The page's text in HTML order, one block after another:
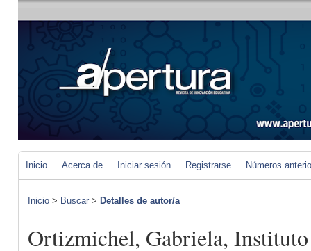
Inicio Acerca de Iniciar sesión Registrarse Números
Inicio > Buscar > Detalles de autor/a
Ortizmichel, Gabriela,